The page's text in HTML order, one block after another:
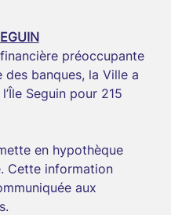
préoccupante
banques, la Ville a
Seguin pour 215
en hypothèque
Cette information
aux